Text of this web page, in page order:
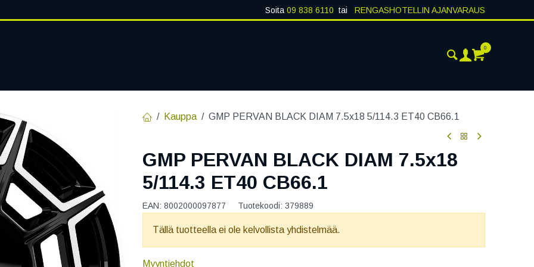
Soita 09 838 6110 tai RENGASHOTELLIN AJANVARAUS
0
Kauppa GMP PERVAN BLACK DIAM 7.5x18 5/114.3 ET40 CB66.1
GMP PERVAN BLACK DIAM 7.5x18
5/114.3 ET40 CB66.1
EAN: 8002000097877 Tuotekoodi: 379889
Tällä tuotteella ei ole kelvollista yhdistelmää.
Myyntiehdot